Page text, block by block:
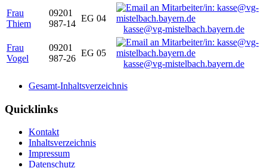
Frau
Thiem
09201
987-14
EG 04
kasse@vg-mistelbach.bayern.de
Frau
Vogel
09201
987-26
EG 05
kasse@vg-mistelbach.bayern.de
Gesamt-Inhaltsverzeichnis
Quicklinks
Kontakt
Inhaltsverzeichnis
Impressum
Datenschutz